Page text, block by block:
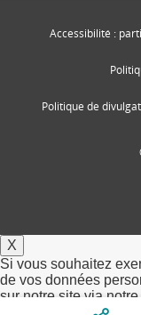
Accessibilité :
Politique de
X
Si vous souhaitez
de vos données
sur notre site via
bouton ci-dessous.